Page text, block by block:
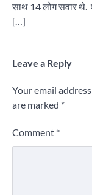
साथ 14 लोग सवार थे.
[…]
Leave a Reply
Your email
are marked *
Comment *